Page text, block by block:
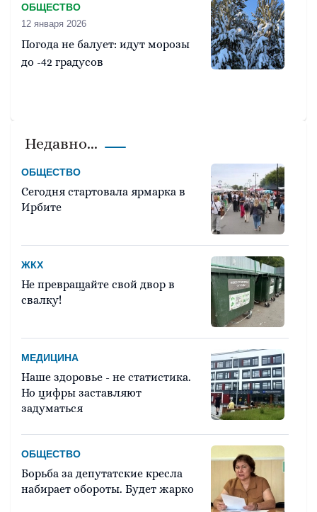
ОБЩЕСТВО
12 января 2026
Погода не балует: идут морозы
до -42 градусов
Недавно...
ОБЩЕСТВО
Сегодня стартовала ярмарка в
Ирбите
ЖКХ
Не превращайте свой двор в
свалку!
МЕДИЦИНА
Наше здоровье - не статистика.
Но цифры заставляют
задуматься
ОБЩЕСТВО
Борьба за депутатские кресла
набирает обороты. Будет жарко